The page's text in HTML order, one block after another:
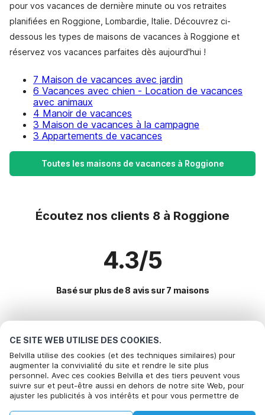
CE SITE WEB UTILISE DES COOKIES.
Belvilla utilise des cookies (et des techniques similaires) pour
augmenter la convivialité du site et rendre le site plus
personnel. Avec ces cookies Belvilla et des tiers peuvent vous
suivre sur et peut-être aussi en dehors de notre site Web, pour
ajuster les publicités à vos intérêts et pour vous permettre de
pour vos vacances de dernière minute ou vos retraites
planifiées en Roggione, Lombardie, Italie. Découvrez ci-
dessous les types de maisons de vacances à Roggione et
réservez vos vacances parfaites dès aujourd'hui !
7 Maison de vacances avec jardin
6 Vacances avec chien - Location de vacances
avec animaux
4 Manoir de vacances
3 Maison de vacances à la campagne
3 Appartements de vacances
Toutes les maisons de vacances à Roggione
Écoutez nos clients 8 à Roggione
4.3/5
Basé sur plus de 8 avis sur 7 maisons
Destinations les plus populaires pour les
vacances
Villes offrant les meilleures commodités pour les vacances
Maison de vacances dans un parc de vacances aer
Maison de vacances au bord du lac villaggio-sanghen
Commodités populaires pour les vacances en Roggione
Appelez pour réserver